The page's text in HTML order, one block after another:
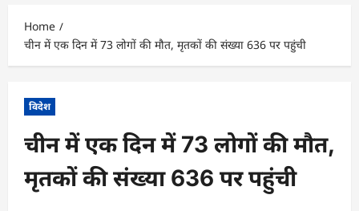
Home
चीन में एक दिन में 73 लोगों की मौत, मृतकों की संख्या 636 पर पहुंची
विदेश
चीन में एक दिन में 73 लोगों की मौत,
मृतकों की संख्या 636 पर पहुंची